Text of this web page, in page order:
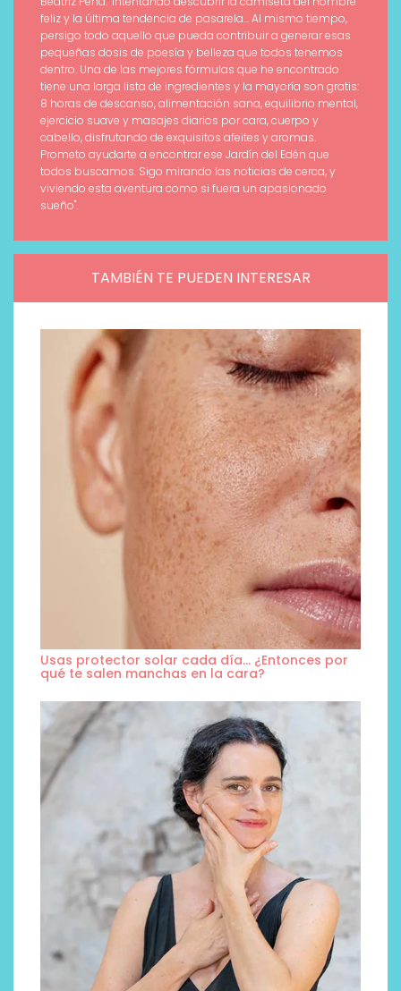
feliz y la última tendencia de pasarela... Al mismo tiempo,
persigo todo aquello que pueda contribuir a generar esas
pequeñas dosis de poesía y belleza que todos tenemos
dentro. Una de las mejores fórmulas que he encontrado
tiene una larga lista de ingredientes y la mayoría son gratis:
8 horas de descanso, alimentación sana, equilibrio mental,
ejercicio suave y masajes diarios por cara, cuerpo y
cabello, disfrutando de exquisitos afeites y aromas.
Prometo ayudarte a encontrar ese Jardín del Edén que
todos buscamos. Sigo mirando las noticias de cerca, y
viviendo esta aventura como si fuera un apasionado
sueño".
TAMBIÉN TE PUEDEN INTERESAR
Usas protector solar cada día… ¿Entonces por
qué te salen manchas en la cara?